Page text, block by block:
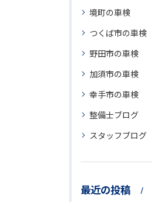
境町の車検
つくば市の車検
野田市の車検
加須市の車検
幸手市の車検
整備士ブログ
スタッフブログ
最近の投稿